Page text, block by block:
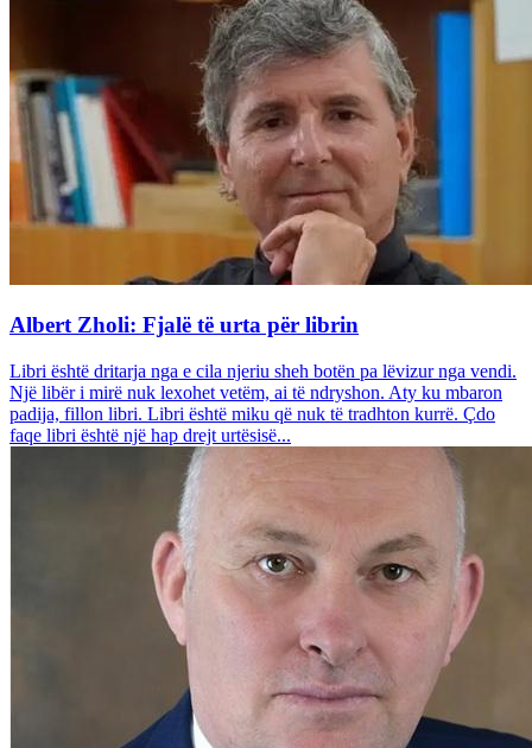
Albert Zholi: Fjalë të urta për librin
Libri është dritarja nga e cila njeriu sheh botën pa lëvizur nga vendi.
Një libër i mirë nuk lexohet vetëm, ai të ndryshon. Aty ku mbaron
padija, fillon libri. Libri është miku që nuk të tradhton kurrë. Çdo
faqe libri është një hap drejt urtësisë...